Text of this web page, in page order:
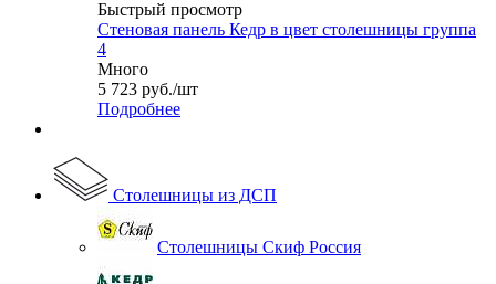
Быстрый просмотр
Стеновая панель Кедр в цвет столешницы группа
4
Много
5 723 руб./шт
Подробнее
Столешницы из ДСП
Столешницы Скиф Россия